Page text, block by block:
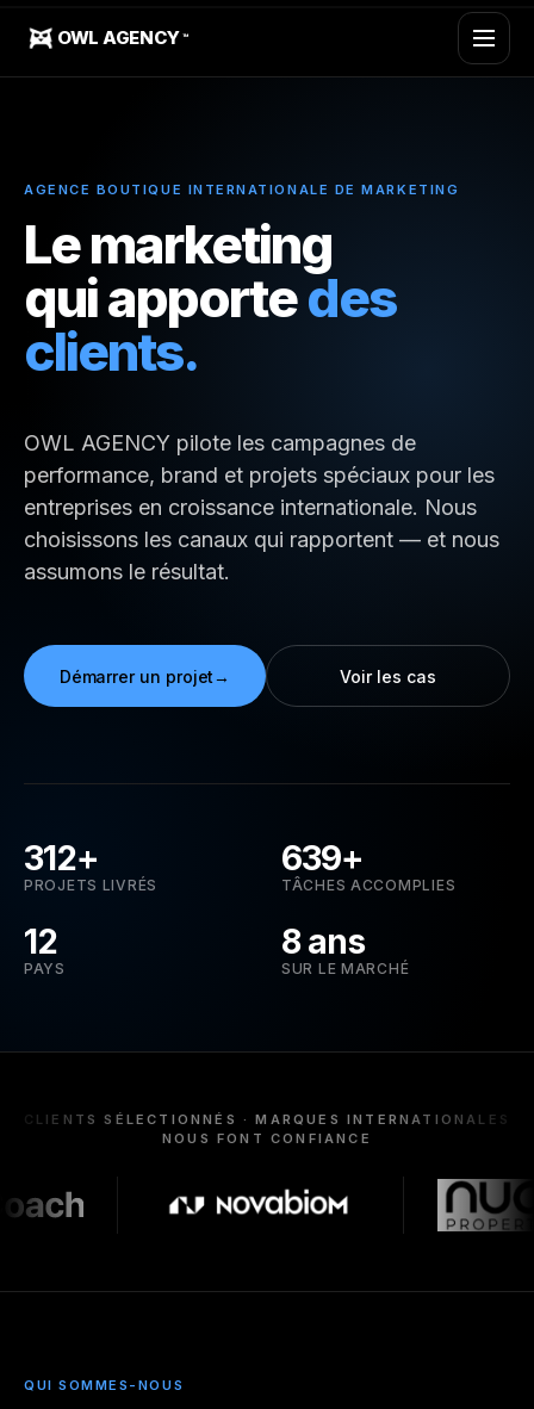
OWL AGENCY™
AGENCE BOUTIQUE INTERNATIONALE DE MARKETING
Le marketing
qui apportedes
clients.
OWL AGENCY pilote les campagnes de
performance, brand et projets spéciaux pour les
entreprises en croissance internationale. Nous
choisissons les canaux qui rapportent — et nous
assumons le résultat.
Démarrer un projet Voir les cas
312+
PROJETS LIVRÉS
639+
TÂCHES ACCOMPLIES
12
PAYS
8 ans
SUR LE MARCHÉ
CLIENTS SÉLECTIONNÉS · MARQUES INTERNATIONALES
NOUS FONT CONFIANCE
QUI SOMMES-NOUS